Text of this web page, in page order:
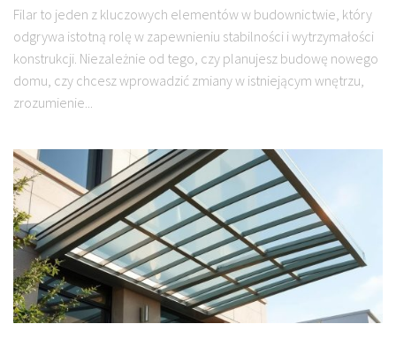
Filar to jeden z kluczowych elementów w budownictwie, który
odgrywa istotną rolę w zapewnieniu stabilności i wytrzymałości
konstrukcji. Niezależnie od tego, czy planujesz budowę nowego
domu, czy chcesz wprowadzić zmiany w istniejącym wnętrzu,
zrozumienie...